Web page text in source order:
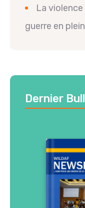
La violence
guerre en
Dernier